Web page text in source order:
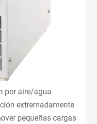
por aire/agua
extremadamente
pequeñas cargas